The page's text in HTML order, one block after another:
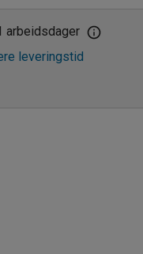
arbeidsdager
leveringstid